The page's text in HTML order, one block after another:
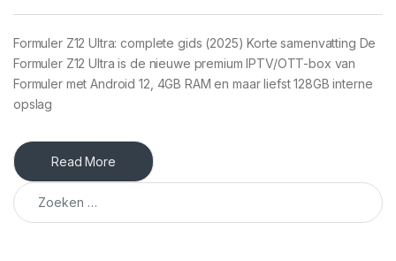
Formuler Z12 Ultra: complete gids (2025) Korte samenvatting De
Formuler Z12 Ultra is de nieuwe premium IPTV/OTT-box van
Formuler met Android 12, 4GB RAM en maar liefst 128GB interne
opslag
Read More
Zoeken naar: